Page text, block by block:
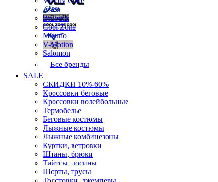
Asics
Brubeck
Cool Zone
Mizuno
V-Motion
Salomon
Все бренды
SALE
СКИДКИ 10%-60%
Кроссовки беговые
Кроссовки волейбольные
Термобелье
Беговые костюмы
Лыжные костюмы
Лыжные комбинезоны
Куртки, ветровки
Штаны, брюки
Тайтсы, лосины
Шорты, трусы
Толстовки, джемперы